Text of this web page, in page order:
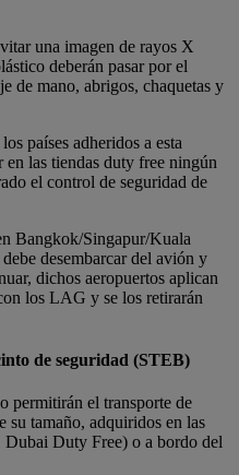
una imagen de rayos X
deberán pasar por el
de mano, abrigos, chaquetas y
países adheridos a esta
las tiendas duty free ningún
el control de seguridad de
Bangkok/Singapur/Kuala
desembarcar del avión y
dichos aeropuertos aplican
los LAG y se los retirarán
de seguridad (STEB)
permitirán el transporte de
su tamaño, adquiridos en las
Dubai Duty Free) o a bordo del